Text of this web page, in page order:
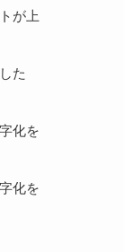
が上
た
化を
化を